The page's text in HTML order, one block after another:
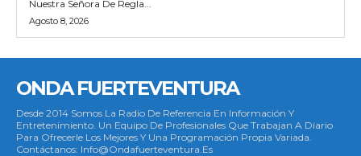
Nuestra Señora De Regla...
Agosto 8, 2026
ONDA FUERTEVENTURA
Desde 2014 Somos La Radio De Referencia En Información Y
Entretenimiento. Un Equipo De Profesionales Que Trabajan A Diario
Para Ofrecerle Los Mejores Y Una Programación Propia Variada.
Contáctanos: Info@ondafuerteventura.es